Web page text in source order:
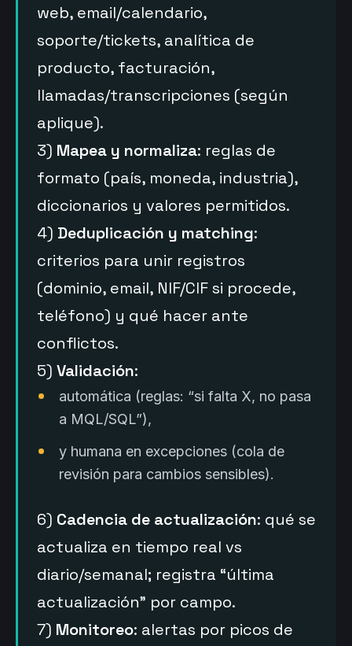
web, email/calendario,
soporte/tickets, analítica de
producto, facturación,
llamadas/transcripciones (según
aplique).
3) Mapea y normaliza: reglas de
formato (país, moneda, industria),
diccionarios y valores permitidos.
4) Deduplicación y matching:
criterios para unir registros
(dominio, email, NIF/CIF si procede,
teléfono) y qué hacer ante
conflictos.
5) Validación:
automática (reglas: “si falta X, no pasa
a MQL/SQL”),
y humana en excepciones (cola de
revisión para cambios sensibles).
6) Cadencia de actualización: qué se
actualiza en tiempo real vs
diario/semanal; registra “última
actualización” por campo.
7) Monitoreo: alertas por picos de